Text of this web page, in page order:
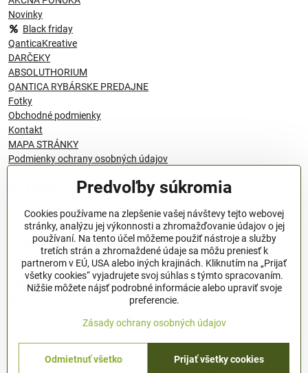
Novinky
Black friday
QanticaKreative
DARČEKY
ABSOLUTHORIUM
QANTICA RYBÁRSKE PREDAJNE
Fotky
Obchodné podmienky
Kontakt
MAPA STRÁNKY
Podmienky ochrany osobných údajov
© 1996 - 2024 QANTICA S.R.O
Podmienky ochrany osobných údajov
OBCHODNÉ PODMIENKY
Všeobecné nariadenie o bezpečnosti produktov (GPSR), Regulation
Pravidlá spracovania recenzií
©
Copyright
Predvoľby súkromia
Cookies používame na zlepšenie vašej návštevy tejto webovej
stránky, analýzu jej výkonnosti a zhromažďovanie údajov o jej
používaní. Na tento účel môžeme použiť nástroje a služby
tretích strán a zhromaždené údaje sa môžu preniesť k
partnerom v EÚ, USA alebo iných krajinách. Kliknutím na „Prijať
všetky cookies“ vyjadrujete svoj súhlas s týmto spracovaním.
Nižšie môžete nájsť podrobné informácie alebo upraviť svoje
preferencie.
Zásady ochrany osobných údajov
Prijať všetky cookies
Odmietnuť všetko